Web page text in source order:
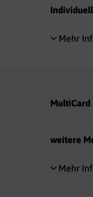
Mehr
MultiCard
weitere
Mehr